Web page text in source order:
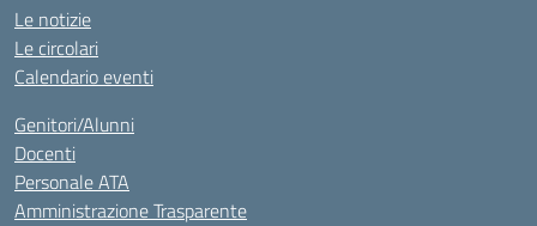
Le notizie
Le circolari
Calendario eventi
Genitori/Alunni
Docenti
Personale ATA
Amministrazione Trasparente